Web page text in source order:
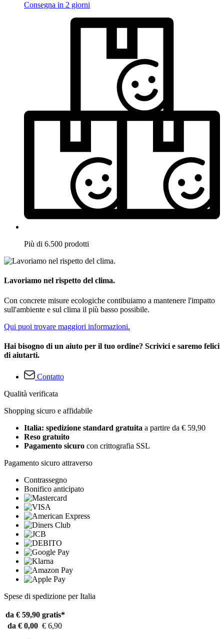
Consegna in 2 giorni
Più di 6.500 prodotti
Lavoriamo nel rispetto del clima.
Con concrete misure ecologiche contibuiamo a mantenere l'impatto
sull'ambiente e sul clima il più basso possibile.
Qui puoi trovare maggiori informazioni.
Hai bisogno di un aiuto per il tuo ordine? Scrivici e saremo felici
di aiutarti.
Contatto
Qualità verificata
Shopping sicuro e affidabile
Italia: spedizione standard gratuita a partire da € 59,90
Reso gratuito
Pagamento sicuro con crittografia SSL
Pagamento sicuro attraverso
Contrassegno
Bonifico anticipato
Spese di spedizione per Italia
da € 59,90 gratis*
da € 0,00 € 6,90